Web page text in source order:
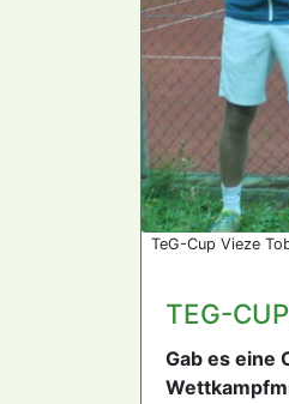
TeG-Cup Vieze
TEG-
Gab es eine